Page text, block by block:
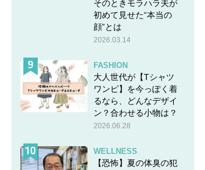
そのときモラハラ夫が
初めて見せた“本当の
顔”とは
2026.03.14
FASHION
大人世代が【Tシャツ
ワンピ】を今っぽく着
るなら、どんなデザイ
ン？合わせる小物は？
2026.06.28
WELLNESS
【恐怖】夏の体臭の犯